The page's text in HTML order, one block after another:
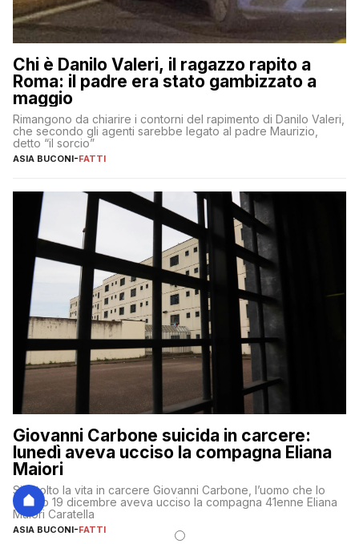
Chi è Danilo Valeri, il ragazzo rapito a
Roma: il padre era stato gambizzato a
maggio
Rimangono da chiarire i contorni del rapimento di Danilo Valeri,
che secondo gli agenti sarebbe legato al padre Maurizio,
detto “il sorcio”
ASIA BUCONI-FATTI
Giovanni Carbone suicida in carcere:
lunedì aveva ucciso la compagna Eliana
Maiori
Si è tolto la vita in carcere Giovanni Carbone, l’uomo che lo
scorso 19 dicembre aveva ucciso la compagna 41enne Eliana
Maiori Caratella
ASIA BUCONI-FATTI